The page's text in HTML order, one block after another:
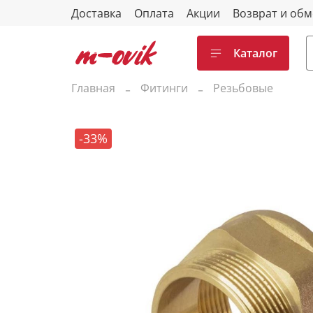
Доставка Оплата Акции Возврат и
Каталог
Главная Фитинги Резьбовые
-33%